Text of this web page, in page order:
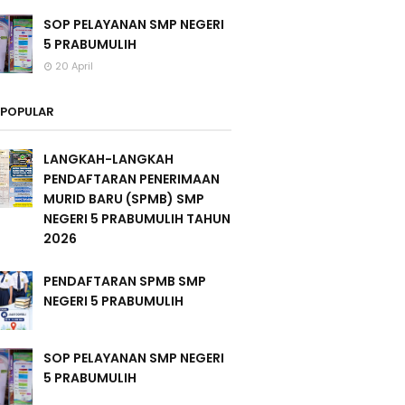
SOP PELAYANAN SMP NEGERI
5 PRABUMULIH
20 April
LANGKAH-LANGKAH
PENDAFTARAN PENERIMAAN
MURID BARU (SPMB) SMP
NEGERI 5 PRABUMULIH TAHUN
2026
PENDAFTARAN SPMB SMP
NEGERI 5 PRABUMULIH
SOP PELAYANAN SMP NEGERI
5 PRABUMULIH